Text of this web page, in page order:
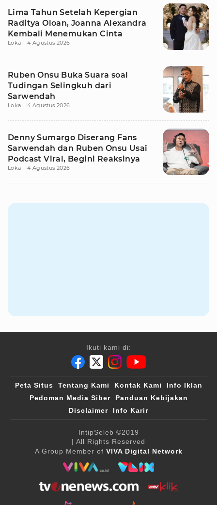
Lima Tahun Setelah Kepergian
Raditya Oloan, Joanna Alexandra
Kembali Menemukan Cinta
Lokal 4 Agustus 2026
Ruben Onsu Buka Suara soal
Tudingan Selingkuh dari
Sarwendah
Lokal 4 Agustus 2026
Denny Sumargo Diserang Fans
Sarwendah dan Ruben Onsu Usai
Podcast Viral, Begini Reaksinya
Lokal 4 Agustus 2026
Ikuti kami di:
Peta Situs Tentang Kami Kontak Kami
Info Iklan
Pedoman Media Siber
Panduan Kebijakan
Disclaimer
Info Karir
IntipSeleb ©2019
| All Rights Reserved
A Group Member of VIVA Digital Network